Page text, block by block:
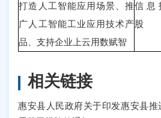
打造人工智能应用场景、推
广人工智能工业应用技术产
品、支持企业上云用数赋智
信息
股
相关链接
惠安县人民政府关于印发惠安县